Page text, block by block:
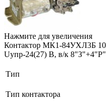
Нажмите для увеличения
Контактор МК1-84УХЛ3Б
Uупр-24(27) В, в/к 8"З"+4"Р"
Тип
Тип контактора